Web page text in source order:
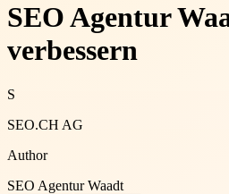
SEO Agentur
verbessern
S
SEO.CH AG
Author
SEO Agentur Waadt